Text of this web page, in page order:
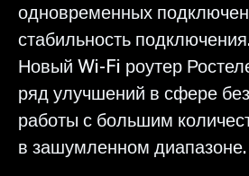
одновременных
стабильность
Новый Wi-Fi роутер
ряд улучшений в сфере
работы с большим
в зашумленном диапазоне.